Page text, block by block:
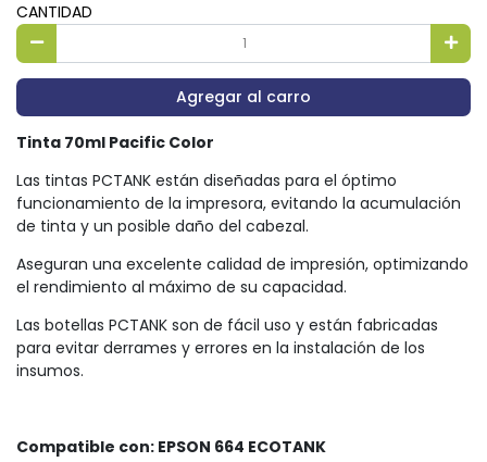
CANTIDAD
Agregar al carro
Tinta 70ml Pacific Color
Las tintas PCTANK están diseñadas para el óptimo
funcionamiento de la impresora, evitando la acumulación
de tinta y un posible daño del cabezal.
Aseguran una excelente calidad de impresión, optimizando
el rendimiento al máximo de su capacidad.
Las botellas PCTANK son de fácil uso y están fabricadas
para evitar derrames y errores en la instalación de los
insumos.
Compatible con: EPSON 664 ECOTANK